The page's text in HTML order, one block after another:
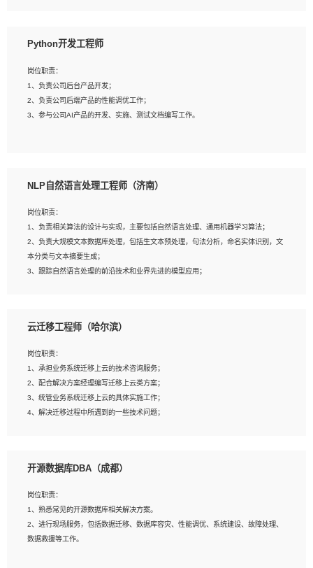
3、熟悉react/vue/angular任何一种前端框架，熟悉react优先；
5、善于沟通，具有团队意识；
Python开发工程师
岗位职责：
1、负责公司后台产品开发；
2、负责公司后端产品的性能调优工作；
3、参与公司AI产品的开发、实施、测试文档编写工作。
验的更佳；
3、熟悉数据库开发，熟悉Mysql、Oracle、MongoDb数据库应用开发其中一种；
4、熟悉Python Wed框架（Django/Flask...）代码能力优秀，熟悉编码规范和具备
良好的文档编写能力）；
5、沟通表达能力强，具备团队协作能力。
NLP自然语言处理工程师（济南）
岗位职责：
1、负责相关算法的设计与实现，主要包括自然语言处理、通用机器学习算法；
2、负责大规模文本数据库处理，包括生文本预处理，句法分析，命名实体识别，文
本分类与文本摘要生成；
3、跟踪自然语言处理的前沿技术和业界先进的模型应用；
岗位要求：
2、熟悉tensorflow，keras，pytorch等常规深度学习框架，快速根据客户需求实现
有效的模型；
3、熟悉掌握至少一种编程语言，如：Python，Java；
4、 熟悉NLP相关算法与实现；
5、至少有一次及以上问答系统的项目实践，熟悉问答系统全流程开发者优先；
云迁移工程师（哈尔滨）
岗位职责：
1、承担业务系统迁移上云的技术咨询服务；
2、配合解决方案经理编写迁移上云类方案；
3、统管业务系统迁移上云的具体实施工作；
4、解决迁移过程中所遇到的一些技术问题；
1、专科及以上学历，三年以上工作经验，计算机等相关专业；
3、熟悉常见操作系统、存储、网络、 IO 等相关原理；
4、具有迁移工具实操经验，具备P2V、V2V迁移能力；
5、熟练华为、VMware虚拟化、云计算及云存储技术；
6、熟悉主流数据库、应用服务器、中间件部署架构和运维方法；
开源数据库DBA（成都）
岗位职责：
1、熟悉常见的开源数据库相关解决方案。
2、进行现场服务，包括数据迁移、数据库容灾、性能调优、系统建设、故障处理、
数据救援等工作。